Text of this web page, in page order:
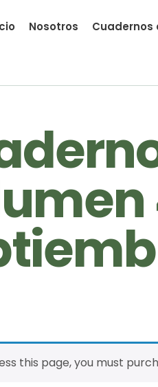
Nosotros Cuadernos
this page, you must